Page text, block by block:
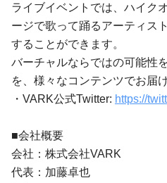
ライブイベントでは、ハイク
ージで歌って踊るアーティス
することができます。
バーチャルならではの可能性
を、様々なコンテンツでお届
・VARK公式Twitter: https://
■会社概要
会社：株式会社VARK
代表：加藤卓也